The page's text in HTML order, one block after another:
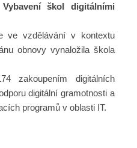
škol digitálními
ve vzdělávání v kontextu
obnovy vynaložila škola
zakoupením digitálních
digitální gramotnosti a
programů v oblasti IT.